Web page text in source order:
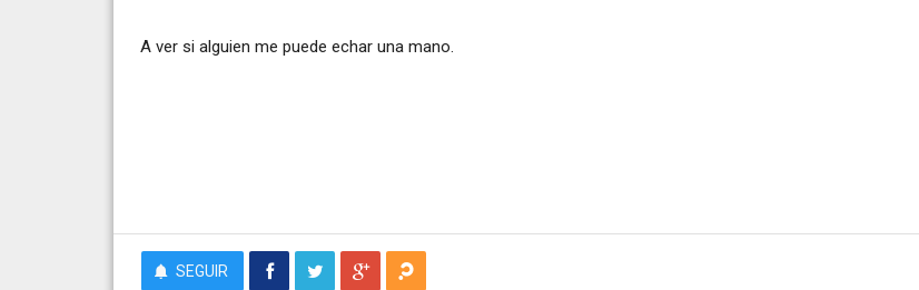
A ver si alguien me puede echar una mano.
SEGUIR